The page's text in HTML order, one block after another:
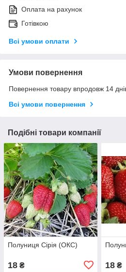
Оплата на рахунок
Готівкою
Всі умови оплати
Умови повернення
Повернення товару впродовж 14
Всі умови повернення
Подібні товари компанії
Полуниця Сірія (ОКС)
18 ₴ 18₴